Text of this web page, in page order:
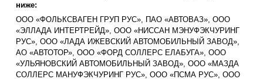
ниже:
ООО «ФОЛЬКСВАГЕН ГРУП РУС», ПАО «АВТОВАЗ», ООО
«ЭЛЛАДА ИНТЕРТРЕЙД», ООО «НИССАН МЭНУФЭКЧУРИНГ
РУС», ООО «ЛАДА ИЖЕВСКИЙ АВТОМОБИЛЬНЫЙ ЗАВОД»,
АО «АВТОТОР», ООО «ФОРД СОЛЛЕРС ЕЛАБУГА», ООО
«УЛЬЯНОВСКИЙ АВТОМОБИЛЬНЫЙ ЗАВОД», ООО «МАЗДА
СОЛЛЕРС МАНУФЭКЧУРИНГ РУС», ООО «ПСМА РУС», ООО